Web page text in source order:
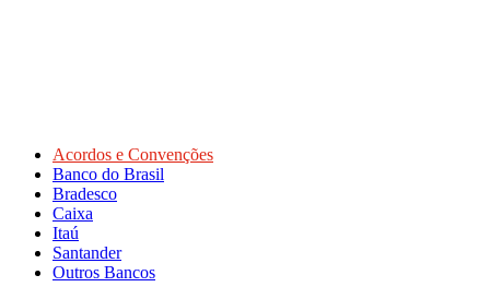
Acordos e Convenções
Banco do Brasil
Bradesco
Caixa
Itaú
Santander
Outros Bancos